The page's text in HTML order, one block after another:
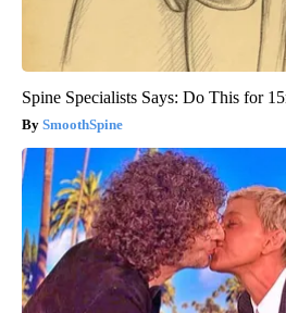
Spine Specialists Says: Do This for
SmoothSpine